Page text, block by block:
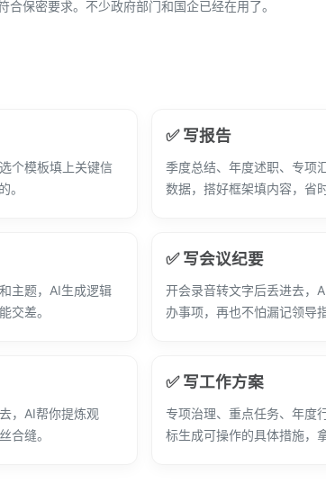
保密要求。不少政府部门和国企已经在用了。
个模板填上关键信
。
✅ 写报告
季度总结、年度述职、专项
数据，搭好框架填内容，省
主题，AI生成逻辑
交差。
✅ 写会议纪要
开会录音转文字后丢进去，
办事项，再也不怕漏记领导指
，AI帮你提炼观
合缝。
✅ 写工作方案
专项治理、重点任务、年度
标生成可操作的具体措施，